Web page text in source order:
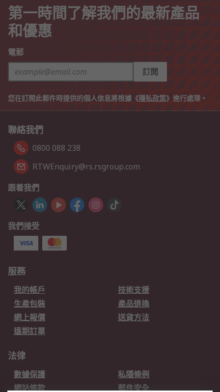
第一時間了解我們的最新產品
和優惠
電郵
訂閱
您在訂閱此郵件時提供的個人信息將根據《隱私政策》進行處理。
聯絡我們
0800 088 238
RTWEnquiry@rs.rsgroup.com
跟着我們
我們接受
服務
我的帳戶
技術支援
生產包裝
產品退換
網上報價
送貨方法
遠期訂單
法律
數據保護
私隱條例
網站條款
郵件安全